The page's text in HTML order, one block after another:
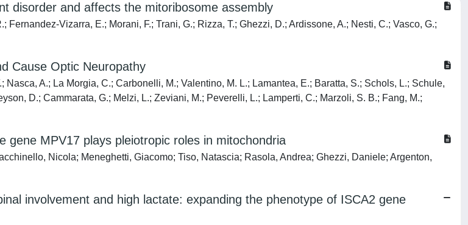
disorder and affects the mitoribosome assembly
Vizarra, E.; Morani, F.; Trani, G.; Rizza, T.; Ghezzi, D.; Ardissone, A.; Nesti, C.; Vasco, G.;
Cause Optic Neuropathy
A.; La Morgia, C.; Carbonelli, M.; Valentino, M. L.; Lamantea, E.; Baratta, S.; Schols, L.; Schule,
D.; Cammarata, G.; Melzi, L.; Zeviani, M.; Peverelli, L.; Lamperti, C.; Marzoli, S. B.; Fang, M.;
MPV17 plays pleiotropic roles in mitochondria
Nicola; Meneghetti, Giacomo; Tiso, Natascia; Rasola, Andrea; Ghezzi, Daniele; Argenton,
involvement and high lactate: expanding the phenotype of ISCA2 gene